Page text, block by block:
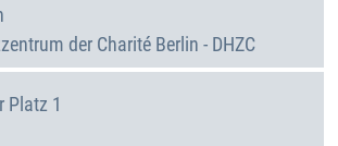
der Charité Berlin - DHZC
Platz 1